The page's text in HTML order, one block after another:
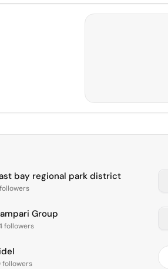
bay regional park district
Group
followers
followers